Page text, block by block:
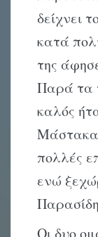
δείχνει
κατά
της
Παρά τα
καλός
πολλές
ενώ